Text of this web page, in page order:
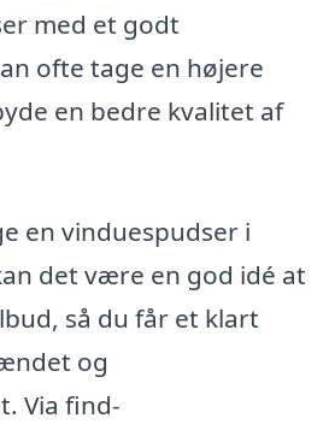
med et godt
ofte tage en højere
en bedre kvalitet af
en vinduespudser i
det være en god idé at
så du får et klart
og
Via find-